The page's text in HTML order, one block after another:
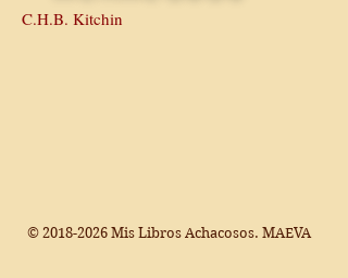
C.H.B. Kitchin
© 2018-2026 Mis Libros Achacosos. MAEVA